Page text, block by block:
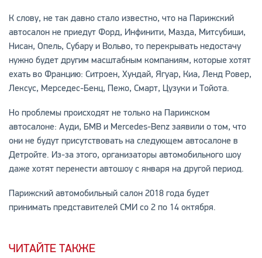
К слову, не так давно стало известно, что на Парижский
автосалон не приедут Форд, Инфинити, Мазда, Митсубиши,
Нисан, Опель, Субару и Вольво, то перекрывать недостачу
нужно будет другим масштабным компаниям, которые хотят
ехать во Францию: Ситроен, Хундай, Ягуар, Киа, Ленд Ровер,
Лексус, Мерседес-Бенц, Пежо, Смарт, Цузуки и Тойота.
Но проблемы происходят не только на Парижском
автосалоне: Ауди, БМВ и Mercedes-Benz заявили о том, что
они не будут присутствовать на следующем автосалоне в
Детройте. Из-за этого, организаторы автомобильного шоу
даже хотят перенести автошоу с января на другой период.
Парижский автомобильный салон 2018 года будет
принимать представителей СМИ со 2 по 14 октября.
ЧИТАЙТЕ ТАКЖЕ